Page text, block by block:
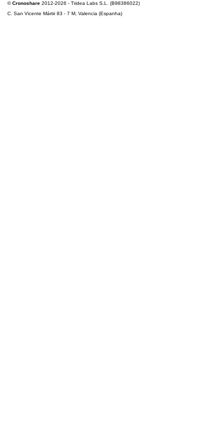
©Cronoshare 2012-2026 - Tridea Labs S.L. (B98386022)
C. San Vicente Mártir 83 - 7 M, Valencia (Espanha)